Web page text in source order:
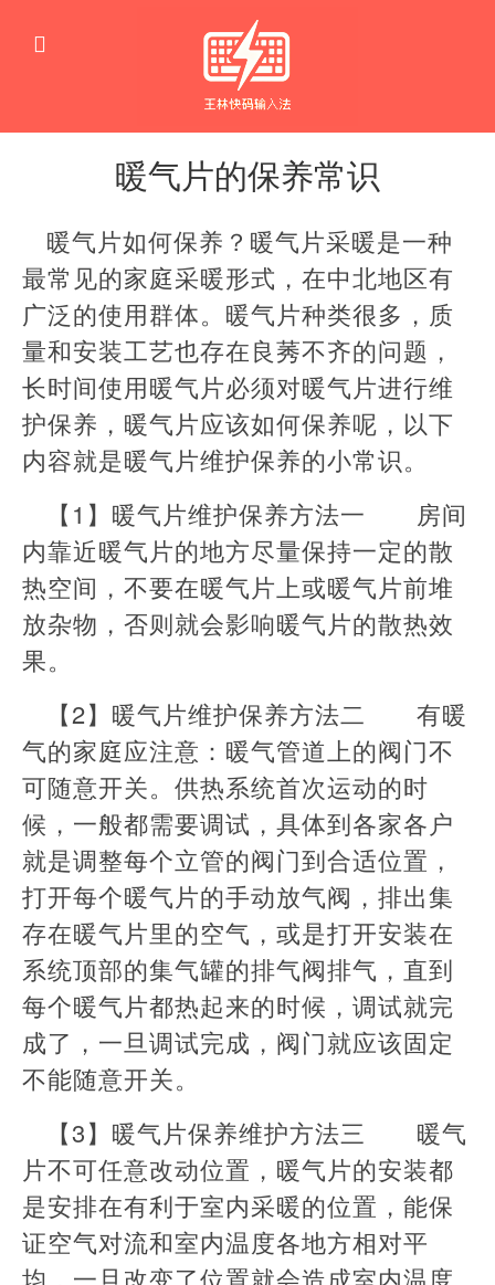
暖气片的保养常识
窍
门
暖气片如何保养？暖气片采暖是一种
最常见的家庭采暖形式，在中北地区有
广泛的使用群体。暖气片种类很多，质
量和安装工艺也存在良莠不齐的问题，
长时间使用暖气片必须对暖气片进行维
护保养，暖气片应该如何保养呢，以下
内容就是暖气片维护保养的小常识。
【1】暖气片维护保养方法一 房间
内靠近暖气片的地方尽量保持一定的散
热空间，不要在暖气片上或暖气片前堆
放杂物，否则就会影响暖气片的散热效
果。
【2】暖气片维护保养方法二 有暖
气的家庭应注意：暖气管道上的阀门不
可随意开关。供热系统首次运动的时
候，一般都需要调试，具体到各家各户
就是调整每个立管的阀门到合适位置，
打开每个暖气片的手动放气阀，排出集
存在暖气片里的空气，或是打开安装在
系统顶部的集气罐的排气阀排气，直到
每个暖气片都热起来的时候，调试就完
成了，一旦调试完成，阀门就应该固定
不能随意开关。
【3】暖气片保养维护方法三 暖气
片不可任意改动位置，暖气片的安装都
是安排在有利于室内采暖的位置，能保
证空气对流和室内温度各地方相对平
均，一旦改变了位置就会造成室内温度